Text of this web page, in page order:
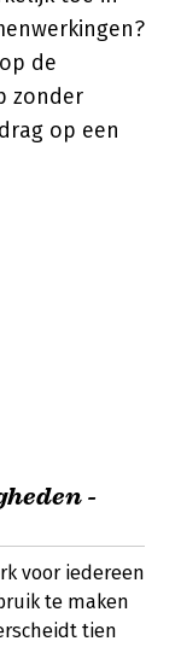
de
zonder
op een
-
voor iedereen
te maken
tien